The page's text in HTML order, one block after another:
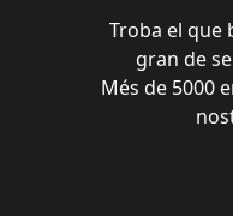
Troba el que
gran de
Més de 5000